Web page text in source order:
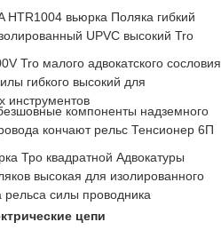
HTR1004 вьюрка Поляка гибкий
UPVC высокий Tro
Tro малого адвокатского сословия
гибкого высокий для
инструментов
компоненты надземного
кончают рельс Тенсионер 6П
Тро квадратной Адвокатуры
высокая для изолированного
силы проводника
цепи